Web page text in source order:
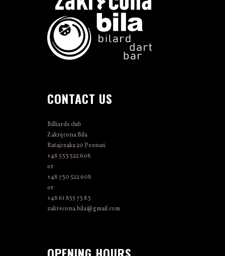
CONTACT US
Billiards club
Zakręcona Bila
Ratajczaka 20 Poznań
+48 533 522 608
or
+48 730 522 608
or
+48 61 855 73 83
zakrecona.bila@gmail.com